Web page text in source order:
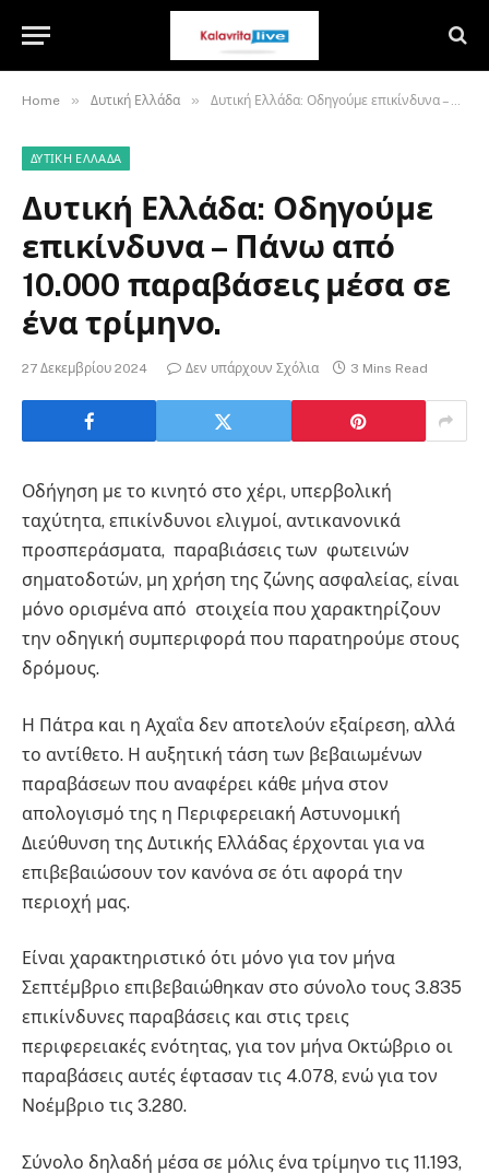
Home » Δυτική Ελλάδα » Δυτική Ελλάδα: Οδηγούμε επικίνδυνα – Πάνω από 10.000 παραβάσεις μέσα σε ένα τρίμηνο.
ΔΥΤΙΚΉ ΕΛΛΆΔΑ
Δυτική Ελλάδα: Οδηγούμε
επικίνδυνα – Πάνω από
10.000 παραβάσεις μέσα σε
ένα τρίμηνο.
27 Δεκεμβρίου 2024 Δεν υπάρχουν Σχόλια 3 Mins Read
Οδήγηση με το κινητό στο χέρι, υπερβολική
ταχύτητα, επικίνδυνοι ελιγμοί, αντικανονικά
προσπεράσματα, παραβιάσεις των φωτεινών
σηματοδοτών, μη χρήση της ζώνης ασφαλείας, είναι
μόνο ορισμένα από στοιχεία που χαρακτηρίζουν
την οδηγική συμπεριφορά που παρατηρούμε στους
δρόμους.
Η Πάτρα και η Αχαΐα δεν αποτελούν εξαίρεση, αλλά
το αντίθετο. Η αυξητική τάση των βεβαιωμένων
παραβάσεων που αναφέρει κάθε μήνα στον
απολογισμό της η Περιφερειακή Αστυνομική
Διεύθυνση της Δυτικής Ελλάδας έρχονται για να
επιβεβαιώσουν τον κανόνα σε ότι αφορά την
περιοχή μας.
Είναι χαρακτηριστικό ότι μόνο για τον μήνα
Σεπτέμβριο επιβεβαιώθηκαν στο σύνολο τους 3.835
επικίνδυνες παραβάσεις και στις τρεις
περιφερειακές ενότητας, για τον μήνα Οκτώβριο οι
παραβάσεις αυτές έφτασαν τις 4.078, ενώ για τον
Νοέμβριο τις 3.280.
Σύνολο δηλαδή μέσα σε μόλις ένα τρίμηνο τις 11.193,